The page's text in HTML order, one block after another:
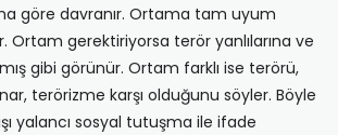
göre davranır. Ortama tam uyum
Ortam gerektiriyorsa terör yanlılarına ve
gibi görünür. Ortam farklı ise terörü,
terörizme karşı olduğunu söyler. Böyle
yalancı sosyal tutuşma ile ifade